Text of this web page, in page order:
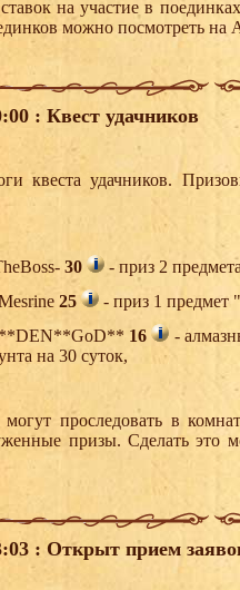
на участие в
можно посмотреть на
: Квест удачников
квеста удачников.
30
- приз 2
25
- приз 1 предмет
**DEN**GoD** 16
-
на 30 суток,
проследовать в
призы. Сделать это
: Открыт прием